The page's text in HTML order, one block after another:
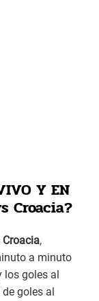
Y EN
Croacia?
Croacia,
a minuto
los goles al
goles al